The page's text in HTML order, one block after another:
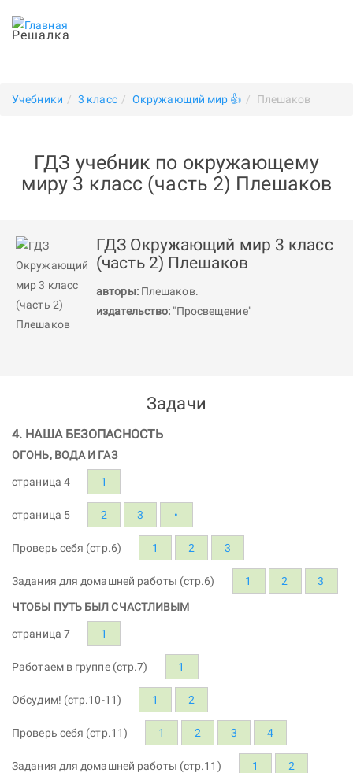
Решалка
Учебники 3 класс Окружающий мир 👍 Плешаков
ГДЗ учебник по окружающему
миру 3 класс (часть 2) Плешаков
ГДЗ Окружающий мир 3 класс
(часть 2) Плешаков
авторы: Плешаков.
издательство: "Просвещение"
Задачи
4. НАША БЕЗОПАСНОСТЬ
ОГОНЬ, ВОДА И ГАЗ
страница 4 1
страница 5 2 3 •
Проверь себя (стр.6) 1 2 3
Задания для домашней работы (стр.6) 1 2 3
ЧТОБЫ ПУТЬ БЫЛ СЧАСТЛИВЫМ
страница 7 1
Работаем в группе (стр.7) 1
Обсудим! (стр.10-11) 1 2
Проверь себя (стр.11) 1 2 3 4
Задания для домашней работы (стр.11) 1 2